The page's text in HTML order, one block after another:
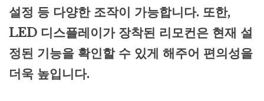
설정 등 다양한 조작이 가능합니다. 또한,
LED 디스플레이가 장착된 리모컨은 현재 설
정된 기능을 확인할 수 있게 해주어 편의성을
더욱 높입니다.